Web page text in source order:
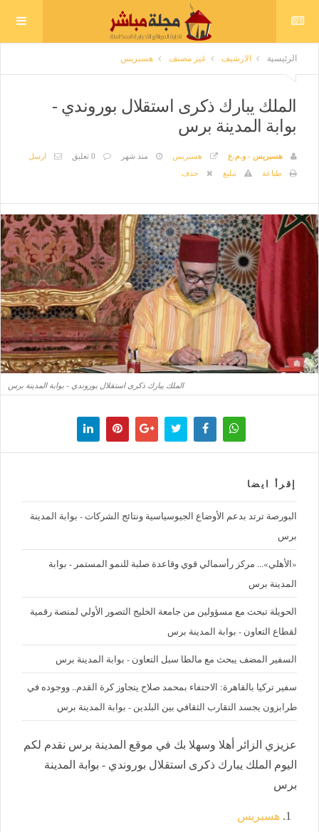
الرئيسية الارشيف غير مصنف هسبريس
الملك يبارك ذكرى استقلال بوروندي -
بوابة المدينة برس
هسبريس - و.م.ع هسبريس منذ شهر 0 تعليق
ارسل
طباعة
تبليغ حذف
الملك يبارك ذكرى استقلال بوروندي - بوابة المدينة برس
إقرأ ايضا
البورصة ترتد بدعم الأوضاع الجيوسياسية ونتائج الشركات - بوابة المدينة
برس
«الأهلي»... مركز رأسمالي قوي وقاعدة صلبة للنمو المستمر - بوابة
المدينة برس
الحويلة تبحث مع مسؤولين من جامعة الخليج التصور الأولي لمنصة رقمية
لقطاع التعاون - بوابة المدينة برس
السفير المضف يبحث مع مالطا سبل التعاون - بوابة المدينة برس
سفير تركيا بالقاهرة: الاحتفاء بمحمد صلاح يتجاوز كرة القدم.. ووجوده في
طرابزون يجسد التقارب الثقافي بين البلدين - بوابة المدينة برس
عزيزي الزائر أهلا وسهلا بك في موقع المدينة برس نقدم لكم
اليوم الملك يبارك ذكرى استقلال بوروندي - بوابة المدينة
برس
هسبريس